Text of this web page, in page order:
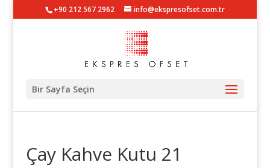
+90 212 567 2962 info@ekspresofset.com.tr
Bir Sayfa Seçin
Çay Kahve Kutu 21